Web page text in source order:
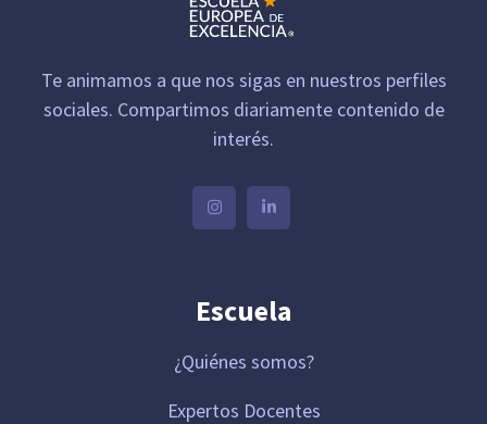
Te animamos a que nos sigas en nuestros perfiles
sociales. Compartimos diariamente contenido de
interés.
Escuela
¿Quiénes somos?
Expertos Docentes